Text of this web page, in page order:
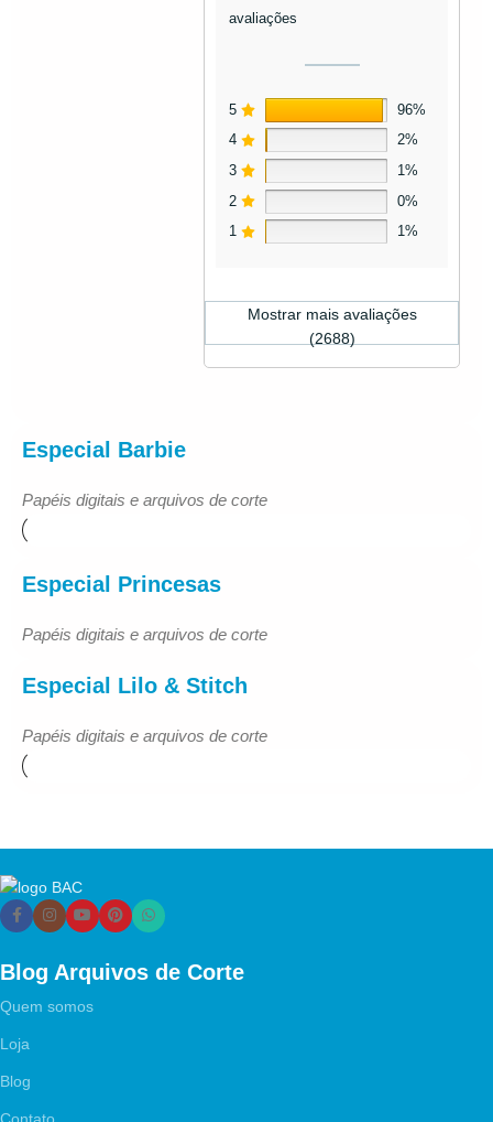
avaliações
5
96%
4
2%
3
1%
2
0%
1
1%
Mostrar mais avaliações
(2688)
Especial Barbie
Papéis digitais e arquivos de corte
Especial Princesas
Papéis digitais e arquivos de corte
Especial Lilo & Stitch
Papéis digitais e arquivos de corte
Blog Arquivos de Corte
Quem somos
Loja
Blog
Contato